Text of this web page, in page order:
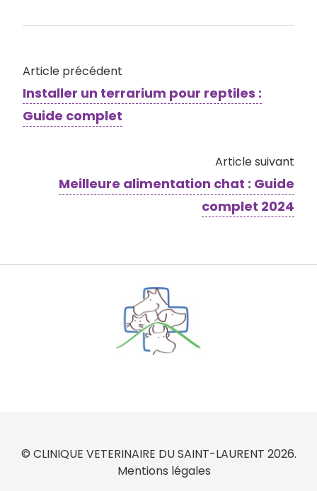
Article précédent
Installer un terrarium pour reptiles :
Guide complet
Article suivant
Meilleure alimentation chat : Guide
complet 2024
© CLINIQUE VETERINAIRE DU SAINT-LAURENT 2026.
Mentions légales